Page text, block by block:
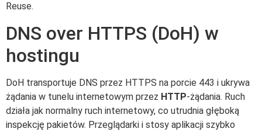
Reuse.
DNS over HTTPS (DoH) w
hostingu
DoH transportuje DNS przez HTTPS na porcie 443 i ukrywa
żądania w tunelu internetowym przez HTTP-żądania. Ruch
działa jak normalny ruch internetowy, co utrudnia głęboką
inspekcję pakietów. Przeglądarki i stosy aplikacji szybko